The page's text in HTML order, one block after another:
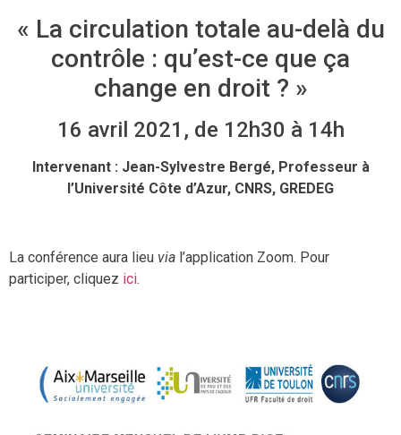
« La circulation totale au-delà du
contrôle : qu’est-ce que ça
change en droit ? »
16 avril 2021, de 12h30 à 14h
Intervenant : Jean-Sylvestre Bergé, Professeur à
l’Université Côte d’Azur, CNRS, GREDEG
La conférence aura lieu via l’application Zoom. Pour
participer, cliquez ici.